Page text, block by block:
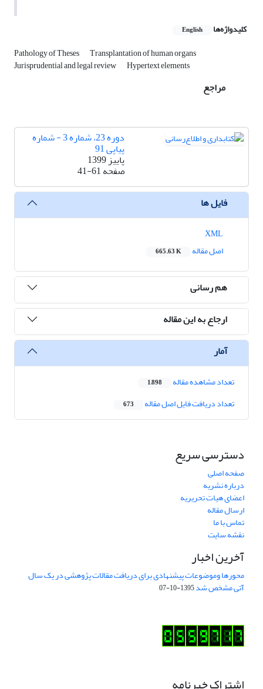
کلیدواژه‌ها English
Pathology of Theses Transplantation of human organs
Jurisprudential and legal review Hypertext elements
مراجع
دوره 23، شماره 3 - شماره
پیاپی 91
پاییز 1399
صفحه41-61
فایل ها
اصل مقاله
665.63 K
هم رسانی
ارجاع به این مقاله
آمار
تعداد مشاهده مقاله 1,898
تعداد دریافت فایل اصل مقاله 673
دسترسی سریع
صفحه اصلی
درباره نشریه
اعضای هیات تحریریه
ارسال مقاله
تماس با ما
نقشه سایت
آخرین اخبار
محورها وموضوعات پیشنهادی برای دریافت مقالات پژوهشی در یک سال
آتی مشخص شد1395-10-07